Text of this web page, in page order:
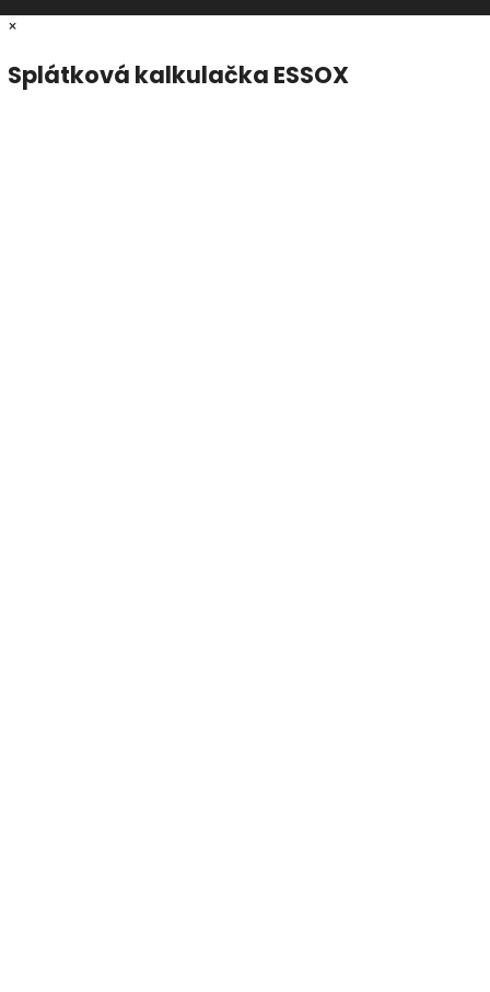
×
Splátková kalkulačka ESSOX